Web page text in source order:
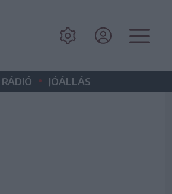
RÁDIÓ • JÓÁLLÁS